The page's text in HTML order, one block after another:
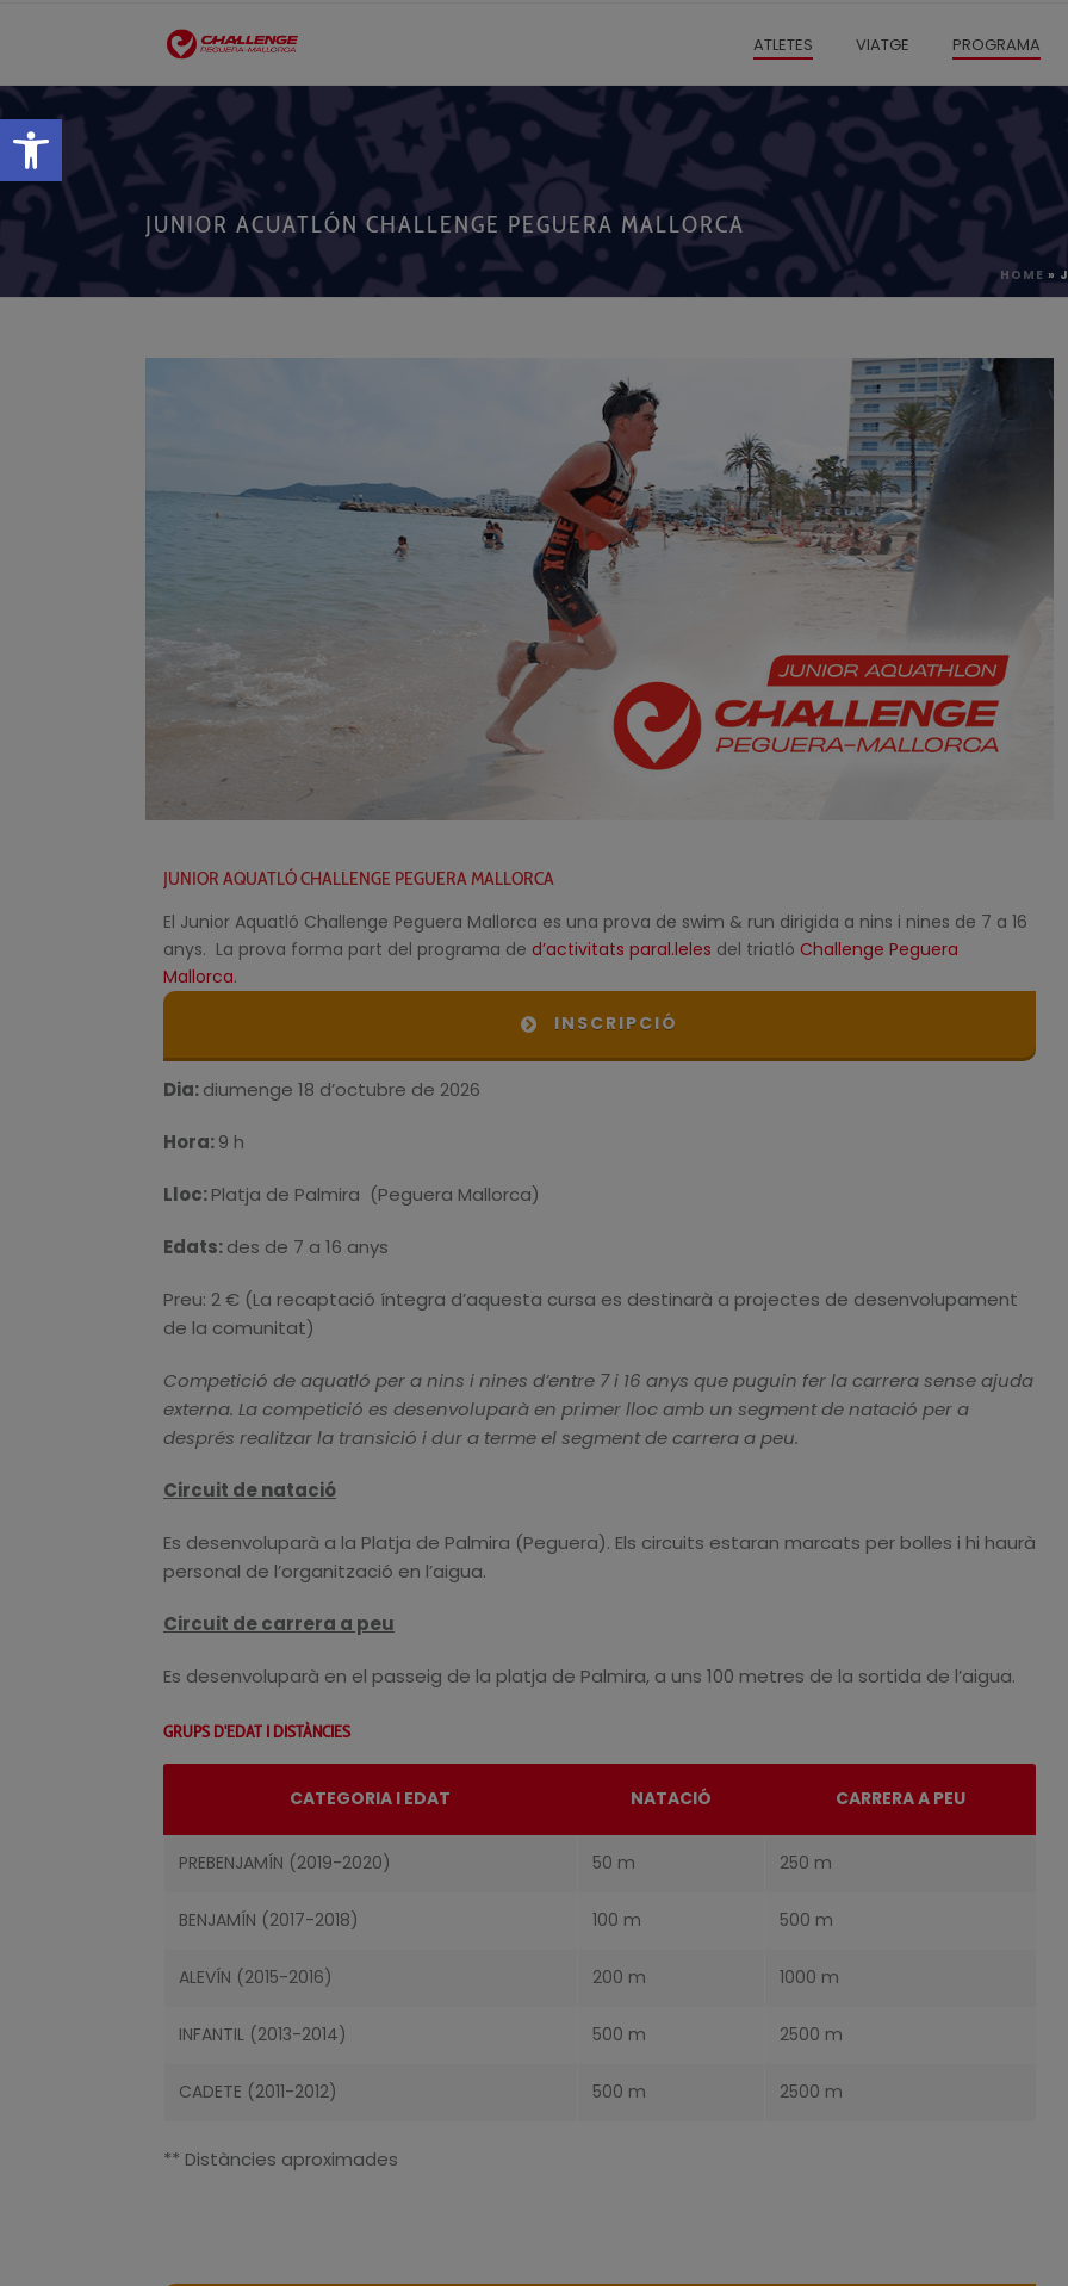
Obre la barra d'eines
ATLETES VIATGE PROGRAMA
JUNIOR ACUATLÓN CHALLENGE PEGUERA MALLORCA
HOME »
JUNIOR AQUATLÓ CHALLENGE PEGUERA MALLORCA
El Junior Aquatló Challenge Peguera Mallorca es una prova de swim & run dirigida a nins i nines de 7 a 16
anys. La prova forma part del programa de d’activitats paral.leles del triatló Challenge Peguera
Mallorca.
INSCRIPCIÓ
Dia:diumenge 18 d’octubre de 2026
Hora:9 h
Lloc:Platja de Palmira (Peguera Mallorca)
Edats:des de 7 a 16 anys
Preu: 2 € (La recaptació íntegra d’aquesta cursa es destinarà a projectes de desenvolupament
de la comunitat)
Competició de aquatló per a nins i nines d’entre 7 i 16 anys que puguin fer la carrera sense ajuda
externa. La competició es desenvoluparà en primer lloc amb un segment de natació per a
després realitzar la transició i dur a terme el segment de carrera a peu.
Circuit de natació
Es desenvoluparà a la Platja de Palmira (Peguera). Els circuits estaran marcats per bolles i hi haurà
personal de l’organització en l’aigua.
Circuit de carrera a peu
Es desenvoluparà en el passeig de la platja de Palmira, a uns 100 metres de la sortida de l’aigua.
GRUPS D'EDAT I DISTÀNCIES
CATEGORIA I EDAT NATACIÓ CARRERA A PEU
PREBENJAMÍN (2019-2020) 50 m 250 m
BENJAMÍN (2017-2018) 100 m 500 m
ALEVÍN (2015-2016) 200 m 1000 m
INFANTIL (2013-2014) 500 m 2500 m
CADETE (2011-2012) 500 m 2500 m
** Distàncies aproximades